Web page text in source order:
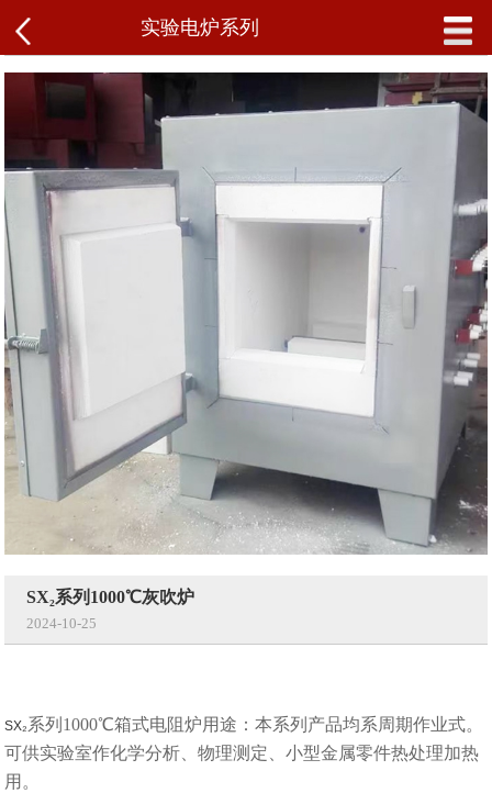
实验电炉系列
SX₂系列1000℃灰吹炉
2024-10-25
详细信息 ： SX₂系列1000℃箱式电阻炉用途：本系列产品均系
SX₂系列1000℃箱式电阻炉用途：本系列产品均系周期作业式。
可供实验室作化学分析、物理测定、小型金属零件热处理加热
用。